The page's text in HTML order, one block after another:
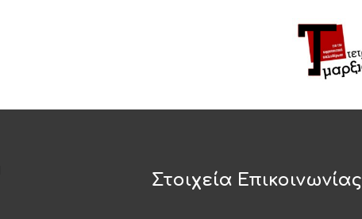
Στοιχεία Επικοινωνίας